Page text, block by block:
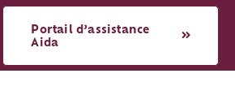
Portail d’assistance
Aida